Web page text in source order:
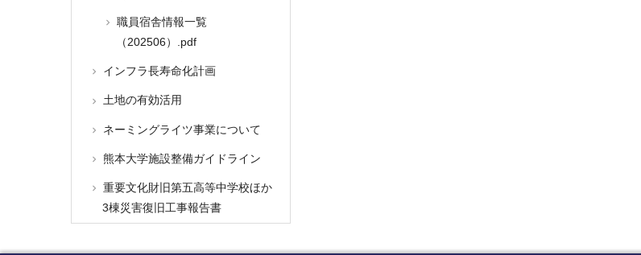
職員宿舎情報一覧
（202506）.pdf
インフラ長寿命化計画
土地の有効活用
ネーミングライツ事業について
熊本大学施設整備ガイドライン
重要文化財旧第五高等中学校ほか
3棟災害復旧工事報告書